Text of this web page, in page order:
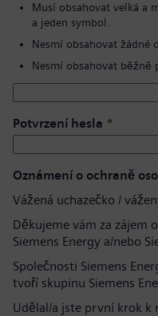
Musí obsahovat velká a
a jeden symbol.
Nesmí obsahovat žádné
Nesmí obsahovat běžně
Potvrzení hesla *
Oznámení o ochraně
Vážená uchazečko /
Děkujeme vám za zájem
Siemens Energy a/nebo
Společnosti Siemens
tvoří skupinu Siemens
Udělal/a jste první krok